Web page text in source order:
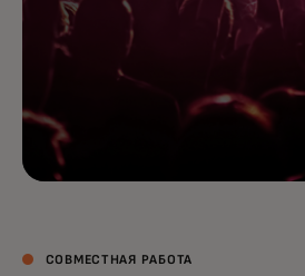
СОВМЕСТНАЯ РАБОТА